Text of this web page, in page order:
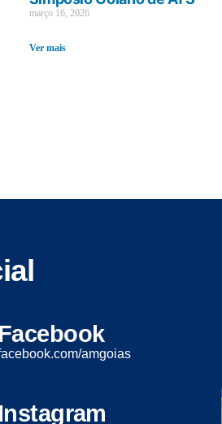
março 16, 2026
Ver mais
Facebook
amgoias
Instagram